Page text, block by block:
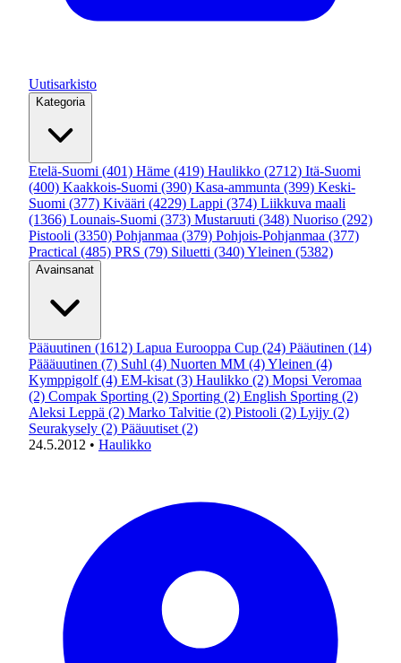
Uutisarkisto
Kategoria
Etelä-Suomi (401) Häme (419) Haulikko (2712) Itä-Suomi
(400) Kaakkois-Suomi (390) Kasa-ammunta (399) Keski-
Suomi (377) Kivääri (4229) Lappi (374) Liikkuva maali
(1366) Lounais-Suomi (373) Mustaruuti (348) Nuoriso (292)
Pistooli (3350) Pohjanmaa (379) Pohjois-Pohjanmaa (377)
Practical (485) PRS (79) Siluetti (340)Yleinen (5382)
Avainsanat
Pääuutinen (1612) Lapua Eurooppa Cup (24) Pääutinen (14)
Päääuutinen (7) Suhl (4) Nuorten MM (4)Yleinen (4)
Kymppigolf (4) EM-kisat (3) Haulikko (2) Mopsi Veromaa
(2) Compak Sporting (2) Sporting (2) English Sporting (2)
Aleksi Leppä (2) Marko Talvitie (2) Pistooli (2) Lyijy (2)
Seurakysely (2) Pääuutiset (2)
24.5.2012 • Haulikko